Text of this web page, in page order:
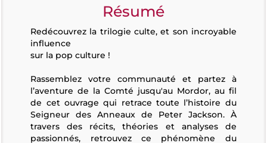
Résumé
Redécouvrez la trilogie culte, et son incroyable
influence
sur la pop culture !
Rassemblez votre communauté et partez à
l’aventure de la Comté jusqu'au Mordor, au fil
de cet ouvrage qui retrace toute l’histoire du
Seigneur des Anneaux de Peter Jackson. À
travers des récits, théories et analyses de
passionnés, retrouvez ce phénomène du